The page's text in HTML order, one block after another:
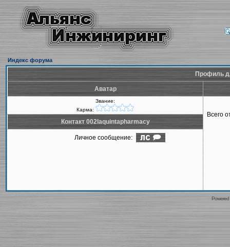
Индекс форума
Профиль
Аватар
Звание:
Карма:
Всего
Контакт 002laquintapharmacy
Личное сообщение: